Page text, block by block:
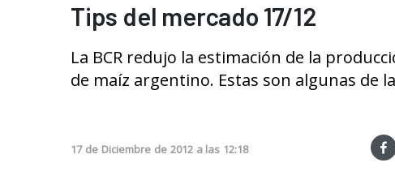
Tips del mercado 17/12
La BCR redujo la estimación de la
de maíz argentino. Estas son algunas de
17 de Diciembre de 2012 a las 12:18